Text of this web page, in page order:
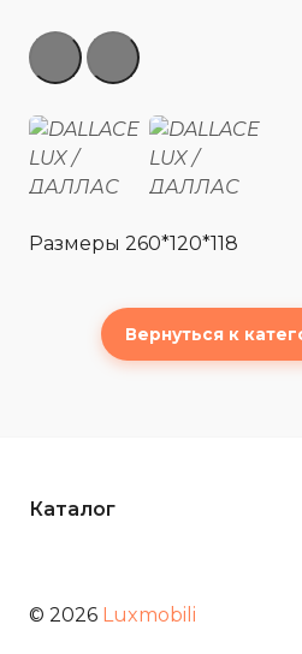
Размеры 260*120*118
Вернуться к
Каталог
© 2026 Luxmobili